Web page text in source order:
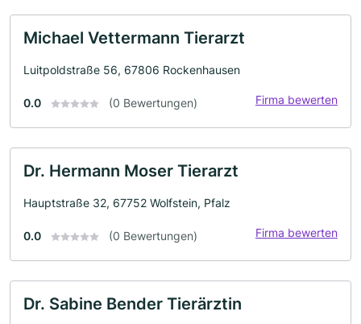
Michael Vettermann Tierarzt
Luitpoldstraße 56, 67806 Rockenhausen
0.0 (0 Bewertungen) Firma bewerten
Dr. Hermann Moser Tierarzt
Hauptstraße 32, 67752 Wolfstein, Pfalz
0.0 (0 Bewertungen) Firma bewerten
Dr. Sabine Bender Tierärztin